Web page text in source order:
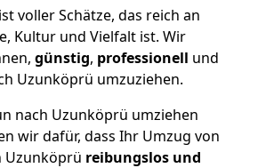
voller Schätze, das reich an
Kultur und Vielfalt ist. Wir
günstig, professionell und
Uzunköprü umzuziehen.
nach Uzunköprü umziehen
wir dafür, dass Ihr Umzug von
Uzunköprü reibungslos und